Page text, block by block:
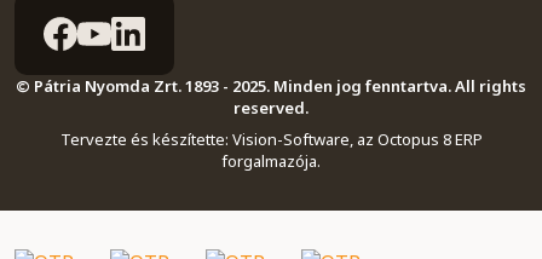
© Pátria Nyomda Zrt. 1893 - 2025. Minden jog fenntartva. All rights
reserved.
Tervezte és készítette: Vision-Software, az Octopus 8 ERP
forgalmazója.